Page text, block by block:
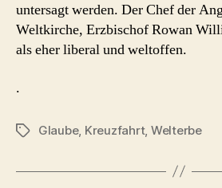
untersagt werden. Der Chef der
Weltkirche, Erzbischof Rowan
als eher liberal und weltoffen.
.
Schlagwörter
Glaube, Kreuzfahrt, Welterbe